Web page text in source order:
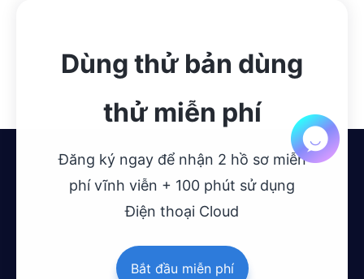
Dùng thử bản dùng
thử miễn phí
Đăng ký ngay để nhận 2 hồ sơ miễn
phí vĩnh viễn + 100 phút sử dụng
Điện thoại Cloud
Bắt đầu miễn phí